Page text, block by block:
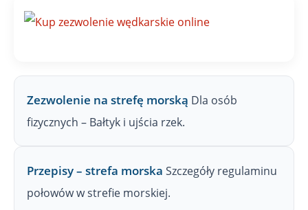
Zezwolenie na strefę morską Dla osób
fizycznych – Bałtyk i ujścia rzek.
Przepisy – strefa morska Szczegóły regulaminu
połowów w strefie morskiej.